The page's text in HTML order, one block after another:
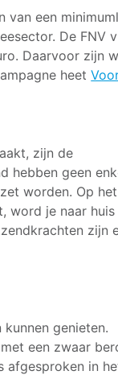
van een
De FNV
Daarvoor zijn
heet
zijn de
hebben geen
worden. Op het
word je naar huis
zijn
genieten.
een zwaar
afgesproken in